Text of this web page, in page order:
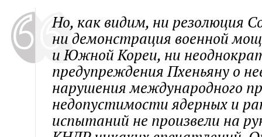
Но, как видим, ни резолюция
ни демонстрация военной
и Южной Кореи, ни
предупреждения Пхеньяну о
нарушения международного
недопустимости ядерных и
испытаний не произвели на